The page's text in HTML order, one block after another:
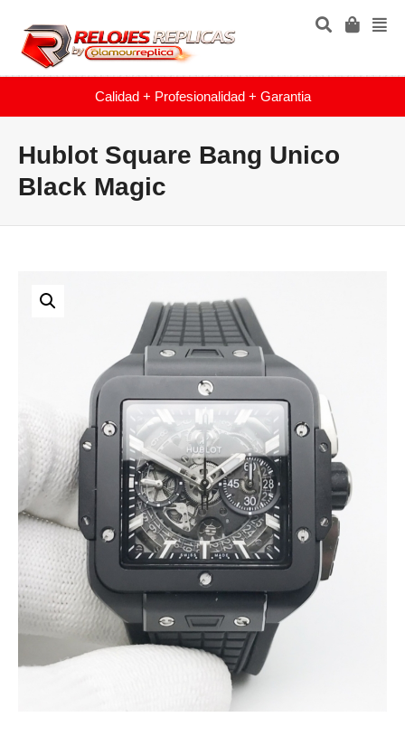
Calidad + Profesionalidad + Garantia
Hublot Square Bang Unico
Black Magic